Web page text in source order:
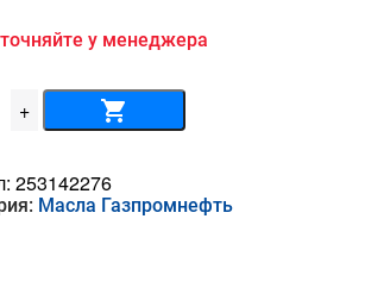
у менеджера
+
253142276
Масла Газпромнефть